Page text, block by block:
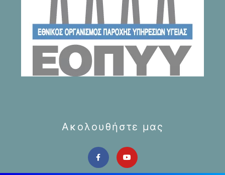
Ακολουθήστε μας